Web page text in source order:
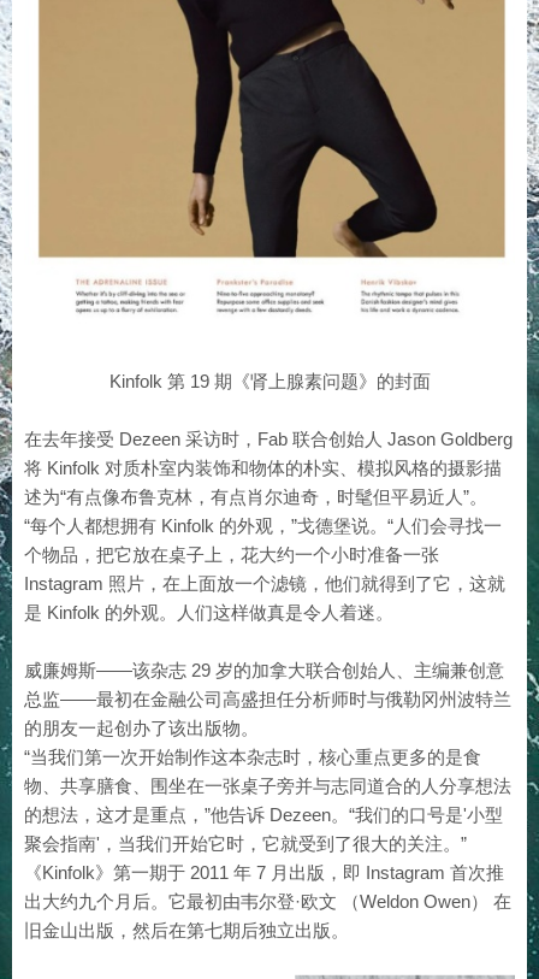
Kinfolk 第 19 期《肾上腺素问题》的封面
在去年接受 Dezeen 采访时，Fab 联合创始人 Jason Goldberg
将 Kinfolk 对质朴室内装饰和物体的朴实、模拟风格的摄影描
述为“有点像布鲁克林，有点肖尔迪奇，时髦但平易近人”。
“每个人都想拥有 Kinfolk 的外观，”戈德堡说。“人们会寻找一
个物品，把它放在桌子上，花大约一个小时准备一张
Instagram 照片，在上面放一个滤镜，他们就得到了它，这就
是 Kinfolk 的外观。人们这样做真是令人着迷。
威廉姆斯——该杂志 29 岁的加拿大联合创始人、主编兼创意
总监——最初在金融公司高盛担任分析师时与俄勒冈州波特兰
的朋友一起创办了该出版物。
“当我们第一次开始制作这本杂志时，核心重点更多的是食
物、共享膳食、围坐在一张桌子旁并与志同道合的人分享想法
的想法，这才是重点，”他告诉 Dezeen。“我们的口号是'小型
聚会指南'，当我们开始它时，它就受到了很大的关注。”
《Kinfolk》第一期于 2011 年 7 月出版，即 Instagram 首次推
出大约九个月后。它最初由韦尔登·欧文 （Weldon Owen） 在
旧金山出版，然后在第七期后独立出版。